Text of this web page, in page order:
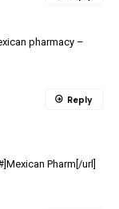
pharmacy –
Pharm[/url]
Reply